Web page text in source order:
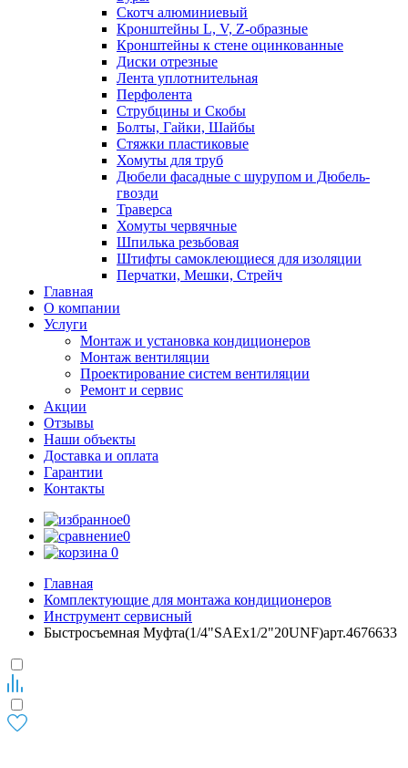
Скотч алюминиевый
Кронштейны L, V, Z-образные
Кронштейны к стене оцинкованные
Диски отрезные
Лента уплотнительная
Перфолента
Струбцины и Скобы
Болты, Гайки, Шайбы
Стяжки пластиковые
Хомуты для труб
Дюбели фасадные с шурупом и Дюбель-
гвозди
Траверса
Хомуты червячные
Шпилька резьбовая
Штифты самоклеющиеся для изоляции
Перчатки, Мешки, Стрейч
Главная
О компании
Услуги
Монтаж и установка кондиционеров
Монтаж вентиляции
Проектирование систем вентиляции
Ремонт и сервис
Акции
Отзывы
Наши объекты
Доставка и оплата
Гарантии
Контакты
0
0
0
Главная
Комплектующие для монтажа кондиционеров
Инструмент сервисный
Быстросъемная Муфта(1/4"SAEx1/2"20UNF)арт.4676633